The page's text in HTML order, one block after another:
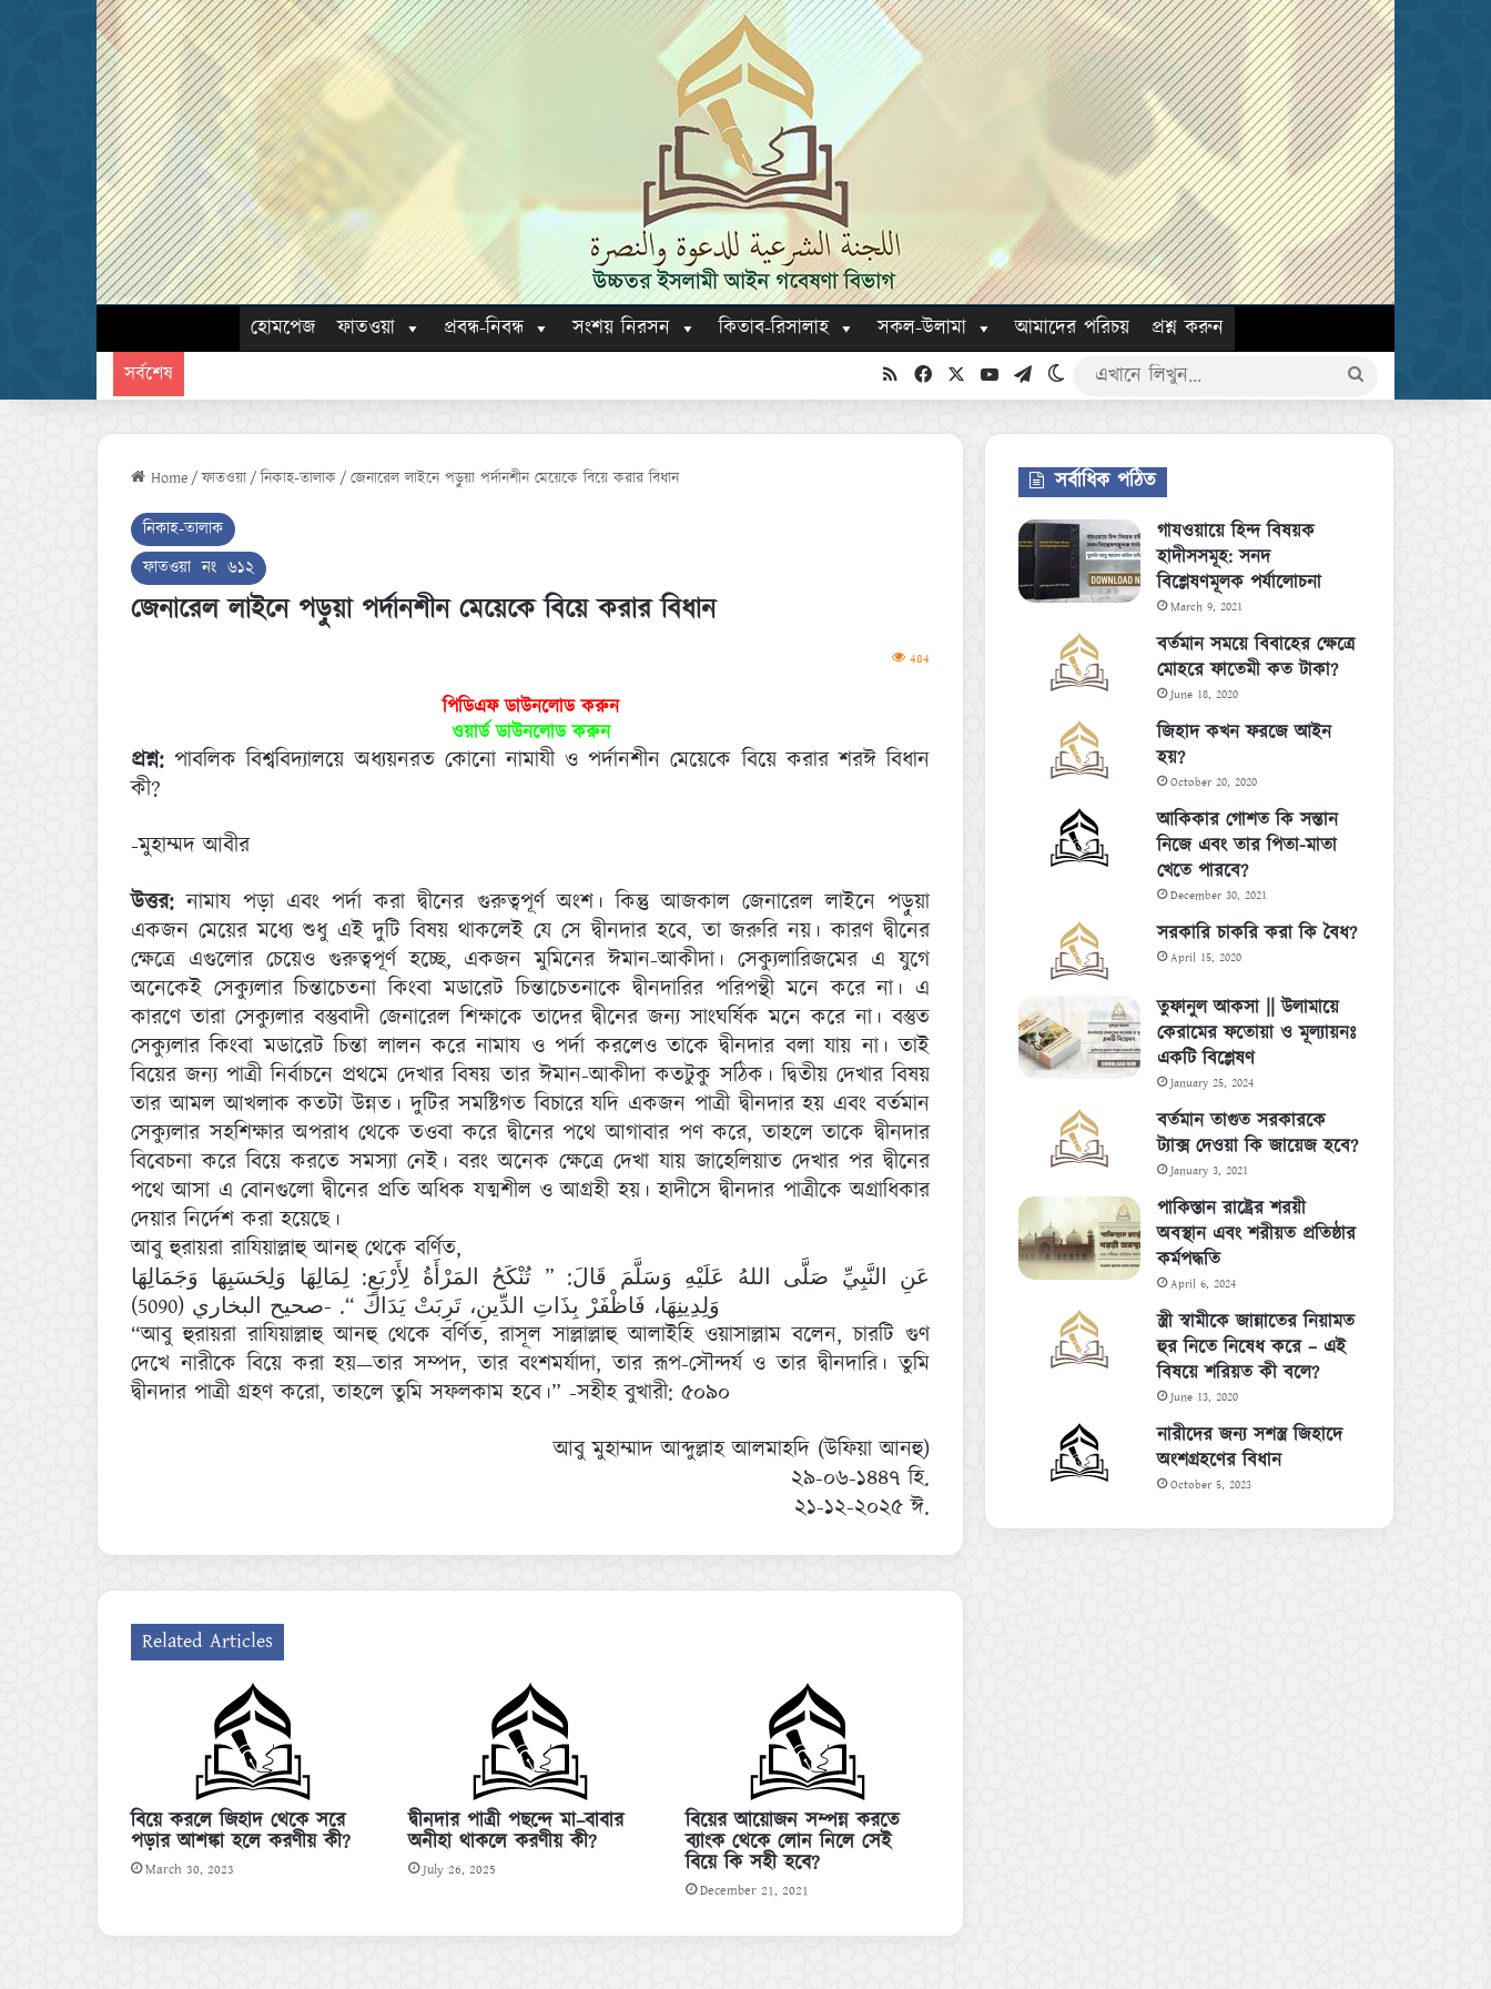
হোমপেজ ফাতওয়া প্রবন্ধ-নিবন্ধ সংশয় নিরসন কিতাব-রিসালাহ সকল-উলামা আমাদের পরিচয় প্রশ্ন করুন
সর্বশেষ RSS Facebook YouTubeTelegramSwitch skin
Home/ ফাতওয়া/ নিকাহ-তালাক/ জেনারেল লাইনে পড়ুয়া পর্দানশীন মেয়েকে বিয়ে করার বিধান
নিকাহ-তালাক
ফাতওয়া নং ৬১২
জেনারেল লাইনে পড়ুয়া পর্দানশীন মেয়েকে বিয়ে করার বিধান
484
পিডিএফ ডাউনলোড করুন
ওয়ার্ড ডাউনলোড করুন
প্রশ্ন: পাবলিক বিশ্ববিদ্যালয়ে অধ্যয়নরত কোনো নামাযী ও পর্দানশীন মেয়েকে বিয়ে করার শরঈ বিধান
কী?
-মুহাম্মদ আবীর
উত্তর: নামায পড়া এবং পর্দা করা দ্বীনের গুরুত্বপূর্ণ অংশ। কিন্তু আজকাল জেনারেল লাইনে পড়ুয়া
একজন মেয়ের মধ্যে শুধু এই দুটি বিষয় থাকলেই যে সে দ্বীনদার হবে, তা জরুরি নয়। কারণ দ্বীনের
ক্ষেত্রে এগুলোর চেয়েও গুরুত্বপূর্ণ হচ্ছে, একজন মুমিনের ঈমান-আকীদা। সেক্যুলারিজমের এ যুগে
অনেকেই সেক্যুলার চিন্তাচেতনা কিংবা মডারেট চিন্তাচেতনাকে দ্বীনদারির পরিপন্থী মনে করে না। এ
কারণে তারা সেক্যুলার বস্তুবাদী জেনারেল শিক্ষাকে তাদের দ্বীনের জন্য সাংঘর্ষিক মনে করে না। বস্তুত
সেক্যুলার কিংবা মডারেট চিন্তা লালন করে নামায ও পর্দা করলেও তাকে দ্বীনদার বলা যায় না। তাই
বিয়ের জন্য পাত্রী নির্বাচনে প্রথমে দেখার বিষয় তার ঈমান-আকীদা কতটুকু সঠিক। দ্বিতীয় দেখার বিষয়
তার আমল আখলাক কতটা উন্নত। দুটির সমষ্টিগত বিচারে যদি একজন পাত্রী দ্বীনদার হয় এবং বর্তমান
সেক্যুলার সহশিক্ষার অপরাধ থেকে তওবা করে দ্বীনের পথে আগাবার পণ করে, তাহলে তাকে দ্বীনদার
বিবেচনা করে বিয়ে করতে সমস্যা নেই। বরং অনেক ক্ষেত্রে দেখা যায় জাহেলিয়াত দেখার পর দ্বীনের
পথে আসা এ বোনগুলো দ্বীনের প্রতি অধিক যত্মশীল ও আগ্রহী হয়। হাদীসে দ্বীনদার পাত্রীকে অগ্রাধিকার
দেয়ার নির্দেশ করা হয়েছে।
আবু হুরায়রা রাযিয়াল্লাহু আনহু থেকে বর্ণিত,
عَنِ النَّبِيِّ صَلَّى اللهُ عَلَيْهِ وَسَلَّمَ قَالَ: ” تُنْكَحُ المَرْأَةُ لِأَرْبَعٍ: لِمَالِهَا وَلِحَسَبِهَا وَجَمَالِهَا
وَلِدِينِهَا، فَاظْفَرْ بِذَاتِ الدِّينِ، تَرِبَتْ يَدَاكَ “. -صحيح البخاري (5090)
“আবু হুরায়রা রাযিয়াল্লাহু আনহু থেকে বর্ণিত, রাসূল সাল্লাল্লাহু আলাইহি ওয়াসাল্লাম বলেন, চারটি গুণ
দেখে নারীকে বিয়ে করা হয়—তার সম্পদ, তার বংশমর্যাদা, তার রূপ-সৌন্দর্য ও তার দ্বীনদারি। তুমি
দ্বীনদার পাত্রী গ্রহণ করো, তাহলে তুমি সফলকাম হবে।” -সহীহ বুখারী: ৫০৯০
আবু মুহাম্মাদ আব্দুল্লাহ আলমাহদি (উফিয়া আনহু)
২৯-০৬-১৪৪৭ হি.
২১-১২-২০২৫ ঈ.
Related Articles
বিয়ে করলে জিহাদ থেকে সরে
পড়ার আশঙ্কা হলে করণীয় কী?
March 30, 2023
দ্বীনদার পাত্রী পছন্দে মা–বাবার
অনীহা থাকলে করণীয় কী?
July 26, 2025
বিয়ের আয়োজন সম্পন্ন করতে
ব্যাংক থেকে লোন নিলে সেই
বিয়ে কি সহী হবে?
December 21, 2021
সর্বাধিক পঠিত
গাযওয়ায়ে হিন্দ বিষয়ক
হাদীসসমূহ: সনদ
বিশ্লেষণমূলক পর্যালোচনা
March 9, 2021
বর্তমান সময়ে বিবাহের ক্ষেত্রে
মোহরে ফাতেমী কত টাকা?
June 18, 2020
জিহাদ কখন ফরজে আইন
হয়?
October 20, 2020
আকিকার গোশত কি সন্তান
নিজে এবং তার পিতা-মাতা
খেতে পারবে?
December 30, 2021
সরকারি চাকরি করা কি বৈধ?
April 15, 2020
তুফানুল আকসা || উলামায়ে
কেরামের ফতোয়া ও মূল্যায়নঃ
একটি বিশ্লেষণ
January 25, 2024
বর্তমান তাগুত সরকারকে
ট্যাক্স দেওয়া কি জায়েজ হবে?
January 3, 2021
পাকিস্তান রাষ্ট্রের শরয়ী
অবস্থান এবং শরীয়ত প্রতিষ্ঠার
কর্মপদ্ধতি
April 6, 2024
স্ত্রী স্বামীকে জান্নাতের নিয়ামত
হুর নিতে নিষেধ করে – এই
বিষয়ে শরিয়ত কী বলে?
June 13, 2020
নারীদের জন্য সশস্ত্র জিহাদে
অংশগ্রহণের বিধান
October 5, 2023